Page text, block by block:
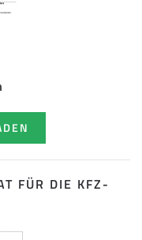
FÜR DIE KFZ-